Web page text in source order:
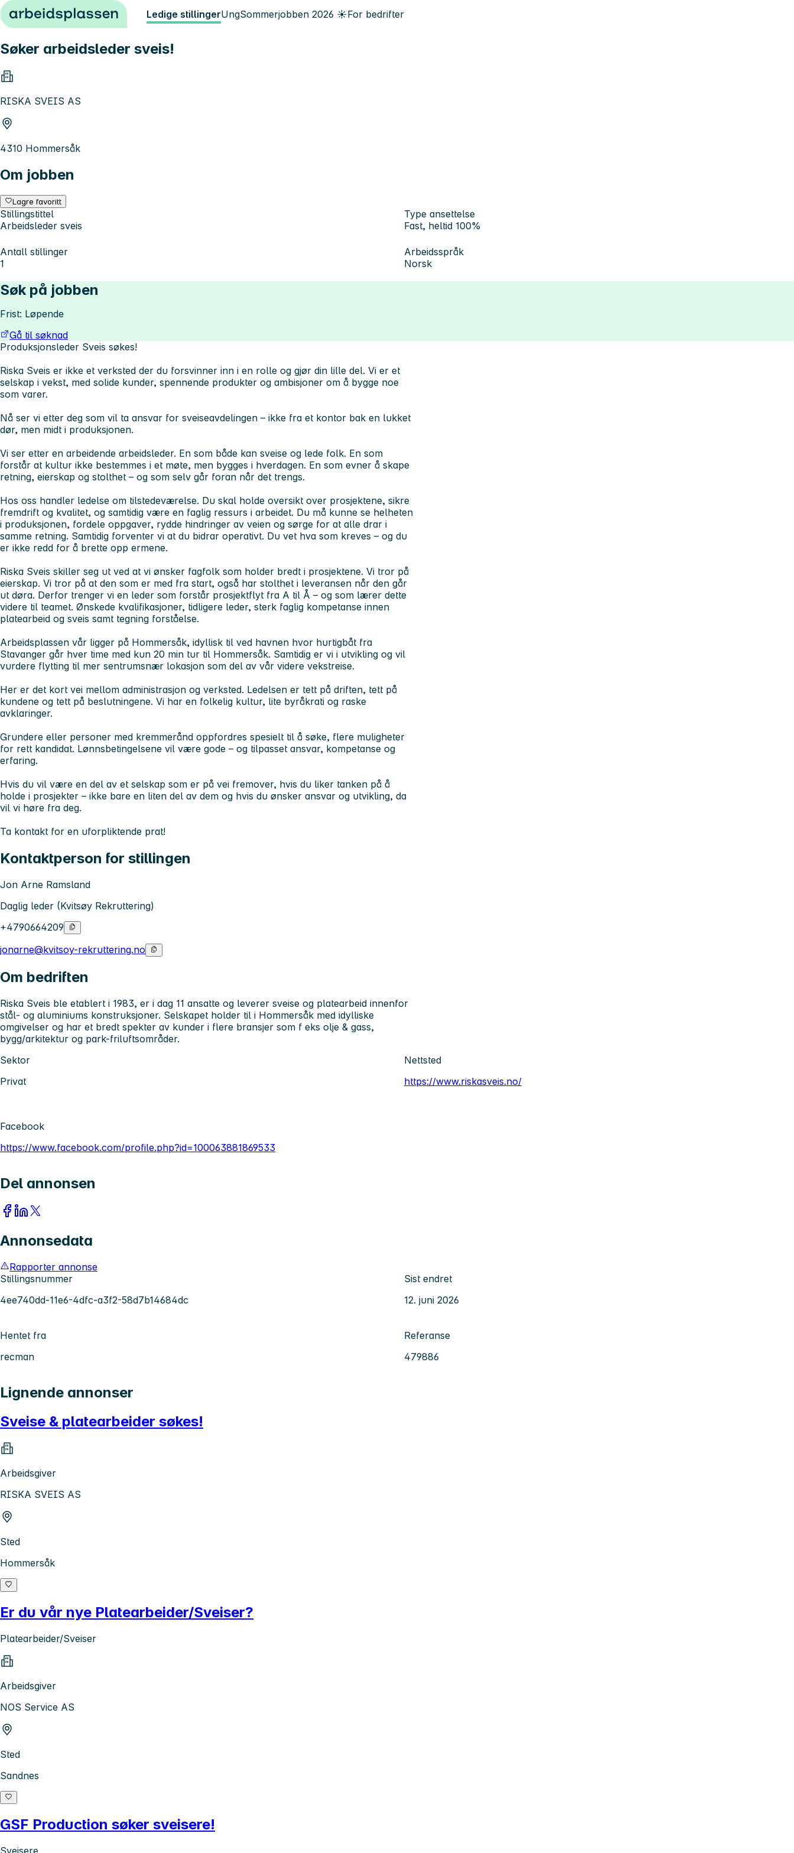
Hopp til innhold Ledige stillingerUngSommerjobben 2026 ☀️For bedrifter
Søker arbeidsleder sveis!
RISKA SVEIS AS
4310 Hommersåk
Om jobben
Lagre favoritt
Stillingstittel
Arbeidsleder sveis
Type ansettelse
Fast, heltid 100%
Antall stillinger
1
Arbeidsspråk
Norsk
Søk på jobben
Frist: Løpende
Gå til søknad
Produksjonsleder Sveis søkes!
Riska Sveis er ikke et verksted der du forsvinner inn i en rolle og gjør din lille del. Vi er et
selskap i vekst, med solide kunder, spennende produkter og ambisjoner om å bygge noe
som varer.
Nå ser vi etter deg som vil ta ansvar for sveiseavdelingen – ikke fra et kontor bak en lukket
dør, men midt i produksjonen.
Vi ser etter en arbeidende arbeidsleder. En som både kan sveise og lede folk. En som
forstår at kultur ikke bestemmes i et møte, men bygges i hverdagen. En som evner å skape
retning, eierskap og stolthet – og som selv går foran når det trengs.
Hos oss handler ledelse om tilstedeværelse. Du skal holde oversikt over prosjektene, sikre
fremdrift og kvalitet, og samtidig være en faglig ressurs i arbeidet. Du må kunne se helheten
i produksjonen, fordele oppgaver, rydde hindringer av veien og sørge for at alle drar i
samme retning. Samtidig forventer vi at du bidrar operativt. Du vet hva som kreves – og du
er ikke redd for å brette opp ermene.
Riska Sveis skiller seg ut ved at vi ønsker fagfolk som holder bredt i prosjektene. Vi tror på
eierskap. Vi tror på at den som er med fra start, også har stolthet i leveransen når den går
ut døra. Derfor trenger vi en leder som forstår prosjektflyt fra A til Å – og som lærer dette
videre til teamet. Ønskede kvalifikasjoner, tidligere leder, sterk faglig kompetanse innen
platearbeid og sveis samt tegning forståelse.
Arbeidsplassen vår ligger på Hommersåk, idyllisk til ved havnen hvor hurtigbåt fra
Stavanger går hver time med kun 20 min tur til Hommersåk. Samtidig er vi i utvikling og vil
vurdere flytting til mer sentrumsnær lokasjon som del av vår videre vekstreise.
Her er det kort vei mellom administrasjon og verksted. Ledelsen er tett på driften, tett på
kundene og tett på beslutningene. Vi har en folkelig kultur, lite byråkrati og raske
avklaringer.
Grundere eller personer med kremmerånd oppfordres spesielt til å søke, flere muligheter
for rett kandidat. Lønnsbetingelsene vil være gode – og tilpasset ansvar, kompetanse og
erfaring.
Hvis du vil være en del av et selskap som er på vei fremover, hvis du liker tanken på å
holde i prosjekter – ikke bare en liten del av dem og hvis du ønsker ansvar og utvikling, da
vil vi høre fra deg.
Ta kontakt for en uforpliktende prat!
Kontaktperson for stillingen
Jon Arne Ramsland
Daglig leder (Kvitsøy Rekruttering)
+4790664209
jonarne@kvitsoy-rekruttering.no
Om bedriften
Riska Sveis ble etablert i 1983, er i dag 11 ansatte og leverer sveise og platearbeid innenfor
stål- og aluminiums konstruksjoner. Selskapet holder til i Hommersåk med idylliske
omgivelser og har et bredt spekter av kunder i flere bransjer som f eks olje & gass,
bygg/arkitektur og park-friluftsområder.
Sektor
Privat
Nettsted
https://www.riskasveis.no/
Facebook
https://www.facebook.com/profile.php?id=100063881869533
Del annonsen
Annonsedata
Rapporter annonse
Stillingsnummer
4ee740dd-11e6-4dfc-a3f2-58d7b14684dc
Sist endret
12. juni 2026
Hentet fra
recman
Referanse
479886
Lignende annonser
Sveise & platearbeider søkes!
Arbeidsgiver
RISKA SVEIS AS
Sted
Hommersåk
Er du vår nye Platearbeider/Sveiser?
Platearbeider/Sveiser
Arbeidsgiver
NOS Service AS
Sted
Sandnes
GSF Production søker sveisere!
Sveisere